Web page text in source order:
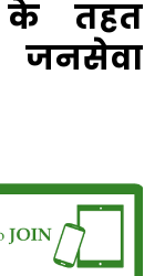
के तहत
जनसेवा